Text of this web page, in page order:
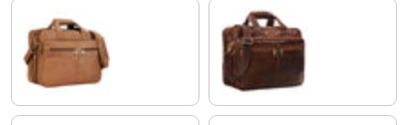
cognac - brun clair marron - antique